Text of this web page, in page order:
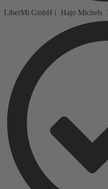
LiberMi GmbH | Hajo Michels